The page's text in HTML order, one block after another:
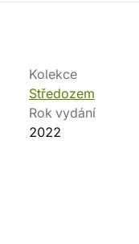
Kolekce
Středozem
Rok vydání
2022